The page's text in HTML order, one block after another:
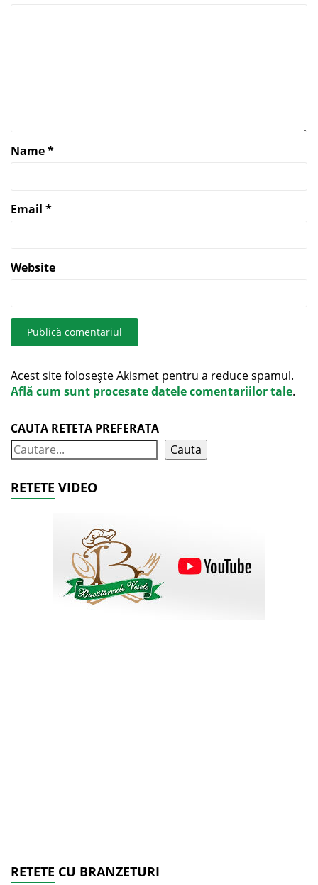
Name*
Email *
Website
Acest site folosește Akismet pentru a reduce spamul.
Află cum sunt procesate datele comentariilor tale.
CAUTA RETETA PREFERATA
Cauta
RETETE VIDEO
RETETE CU BRANZETURI